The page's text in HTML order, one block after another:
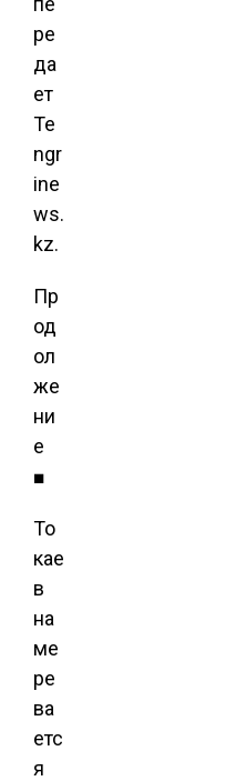
ре
да
ет
Te
ngr
ine
ws.
kz.
Пр
од
ол
же
ни
е
■
То
кае
в
на
ме
ре
ва
етс
я